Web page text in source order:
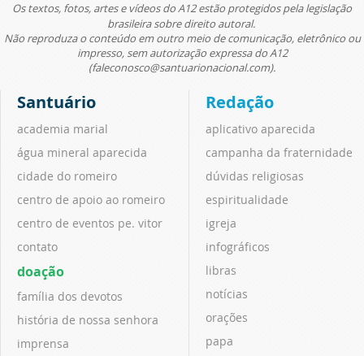
Os textos, fotos, artes e vídeos do A12 estão protegidos pela legislação
brasileira sobre direito autoral.
Não reproduza o conteúdo em outro meio de comunicação, eletrônico ou
impresso, sem autorização expressa do A12
(faleconosco@santuarionacional.com).
Santuário
academia marial
água mineral aparecida
cidade do romeiro
centro de apoio ao romeiro
centro de eventos pe. vitor
contato
doação
família dos devotos
história de nossa senhora
imprensa
Redação
aplicativo aparecida
campanha da fraternidade
dúvidas religiosas
espiritualidade
igreja
infográficos
libras
notícias
orações
papa